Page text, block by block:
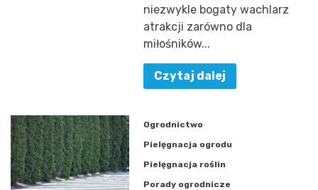
niezwykle bogaty wachlarz
atrakcji zarówno dla
miłośników...
Czytaj dalej
Ogrodnictwo
Pielęgnacja ogrodu
Pielęgnacja roślin
Porady ogrodnicze